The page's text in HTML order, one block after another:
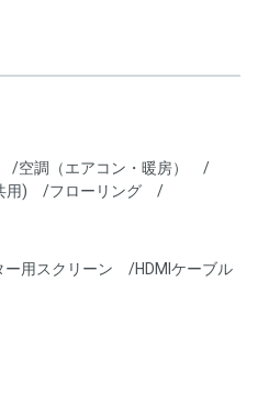
/空調（エアコン・暖房）
/
用) /フローリング /
ー用スクリーン /HDMIケーブル